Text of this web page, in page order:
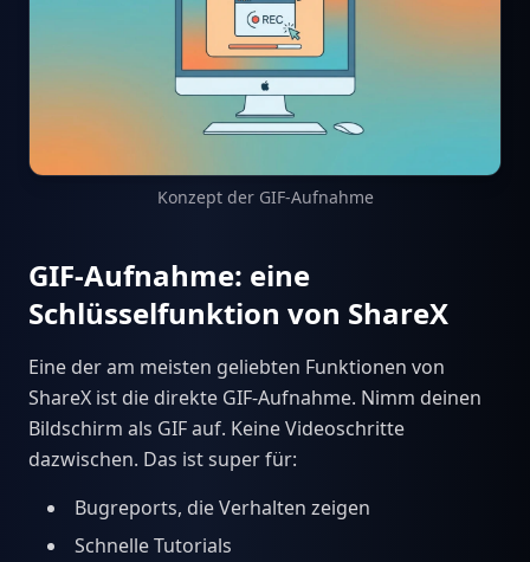
Konzept der GIF-Aufnahme
GIF-Aufnahme: eine
Schlüsselfunktion von ShareX
Eine der am meisten geliebten Funktionen von
ShareX ist die direkte GIF-Aufnahme. Nimm deinen
Bildschirm als GIF auf. Keine Videoschritte
dazwischen. Das ist super für:
Bugreports, die Verhalten zeigen
Schnelle Tutorials